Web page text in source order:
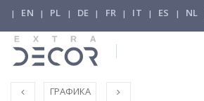
| EN | PL | DE | FR | IT | ES | NL
ГРАФИКА